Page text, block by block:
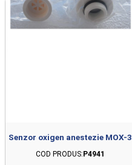
Senzor oxigen anestezie MOX-3
COD PRODUS:P4941